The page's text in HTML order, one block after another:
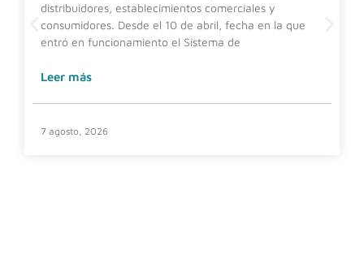
distribuidores, establecimientos comerciales y
consumidores. Desde el 10 de abril, fecha en la que
entró en funcionamiento el Sistema de
Leer más
7 agosto, 2026